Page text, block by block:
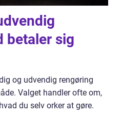
betaler sig
og udvendig rengøring
Valget handler ofte om,
du selv orker at gøre.